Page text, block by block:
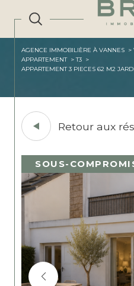
AGENCE IMMOBILIÈRE À VANNES
APPARTEMENT
T3
APPARTEMENT 3 PIECES 62 M2
Retour aux
SOUS-